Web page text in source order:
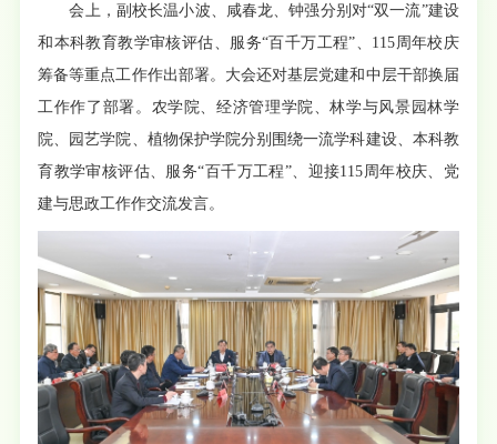
会上，副校长温小波、咸春龙、钟强分别对“双一流”建设
和本科教育教学审核评估、服务“百千万工程”、115周年校庆
筹备等重点工作作出部署。大会还对基层党建和中层干部换届
工作作了部署。农学院、经济管理学院、林学与风景园林学
院、园艺学院、植物保护学院分别围绕一流学科建设、本科教
育教学审核评估、服务“百千万工程”、迎接115周年校庆、党
建与思政工作作交流发言。